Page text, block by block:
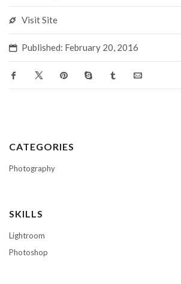
Visit Site
Published: February 20, 2016
CATEGORIES
Photography
SKILLS
Lightroom
Photoshop